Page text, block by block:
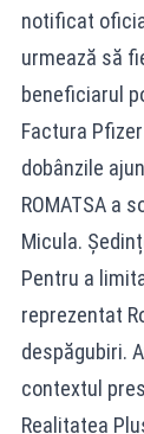
notificat
urmează să
beneficiarul
Factura
dobânzile
ROMATSA a
Micula.
Pentru a
reprezentat
despăgubiri.
contextul
Realitatea